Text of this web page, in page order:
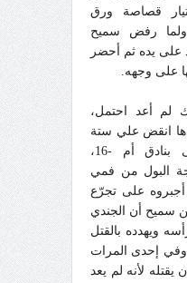
قصاصة ورق
ولما رفض سميح
على يده ثم أحضر
على وجهه.
لم أعد احتمل،
انقض علي ستة
من الجنود ووجهوا إلى بنادق أم -16،
البول من فمي
على تجرّع
سميح أن الجندي
ويهدده بالقتل
وفي إحدى المرات
يقتله لأنه لم يعد